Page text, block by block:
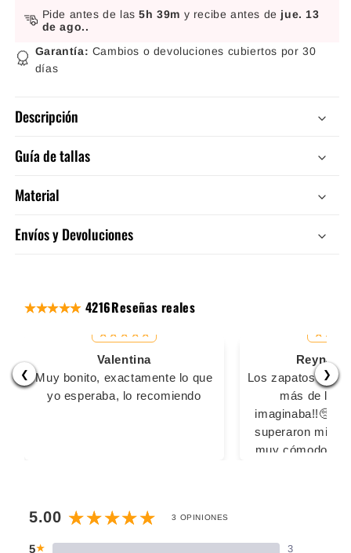
Pide antes de las5h 39m y recibe antes de jue. 13
de ago..
Garantía: Cambios o devoluciones cubiertos por 30
días
Descripción
Guía de tallas
Material
Envíos y Devoluciones
4216Reseñas reales
❮ ❯
Valentina
Muy bonito, exactamente lo que
yo esperaba, lo recomiendo
Reyna
Los zapatos son
más de lo
imaginaba!!🥺🥺
superaron mis
muy cómodos
ningún
5.00 3 OPINIONES
5★ 3